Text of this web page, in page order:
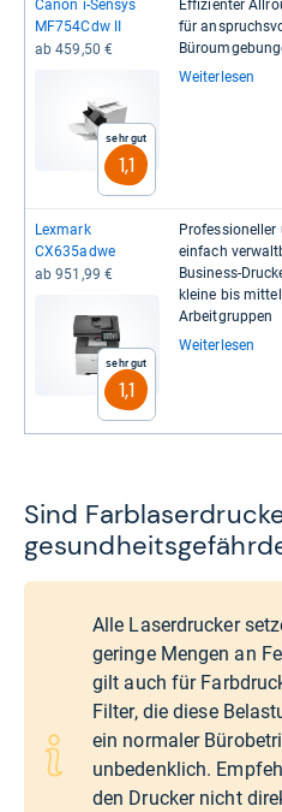
Canon i-​Sen­sys
MF754Cdw II
ab 459,50 €
Sehr gut
1,1
Effi­zi­en­ter
für
Weiterlesen
Lex­mark
CX635adwe
ab 951,99 €
Sehr gut
1,1
Pro­fes­sio­nel­ler
ein­fach
Busi­ness-​
kleine bis
Arbeit­grup­pen
Weiterlesen
Sind
Alle Laserdrucker
geringe Mengen an
gilt auch für
Filter, die diese
ein normaler
unbedenklich.
den Drucker nicht